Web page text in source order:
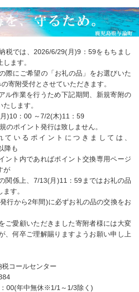
税では、2026/6/29(月)9：59をもちまし
ます。
際にご希望の「お礼の品」をお選びいた
寄附受付とさせていただきます。
ル作業を行うため下記期間、新規寄附の
します。
)10：00 ～7/2(木)11：59
のポイント発行は致しません。
いるポイントにつきましては、
降も
ント内であればポイント交換専用ページ
が
関係上、7/13(月)11：59まではお礼の品
す。
行から2年間)に必ずお礼の品の交換をお
ご愛顧いただきました寄附者様には大変
、何卒ご理解賜りますようお願い申し上
コールセンター
00(年中無休※1/1～1/3除く)